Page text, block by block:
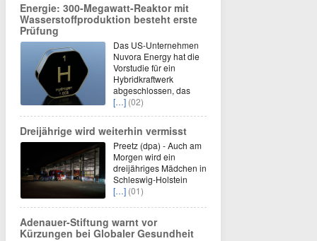
Energie: 300-Megawatt-Reaktor mit
Wasserstoffproduktion besteht erste
Prüfung
Das US-Unternehmen
Nuvora Energy hat die
Vorstudie für ein
Hybridkraftwerk
abgeschlossen, das
[…] (02)
Dreijährige wird weiterhin vermisst
Preetz (dpa) - Auch am
Morgen wird ein
dreijähriges Mädchen in
Schleswig-Holstein
[…] (01)
Adenauer-Stiftung warnt vor
Kürzungen bei Globaler Gesundheit